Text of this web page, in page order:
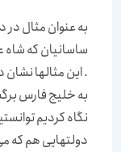
به عنوان مثال در
ساسانیان که شاه
. این مثالها نشان
به خلیج فارس
نگاه کردیم
دولتهایی هم که